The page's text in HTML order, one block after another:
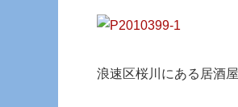
浪速区桜川にある居酒屋